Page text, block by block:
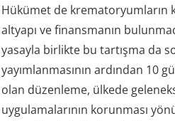
Hükümet de krematoryumların
altyapı ve finansmanın
yasayla birlikte bu tartışma da
yayımlanmasının ardından 10
olan düzenleme, ülkede
uygulamalarının korunması